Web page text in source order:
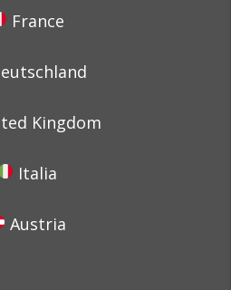
France
Kingdom
Italia
Austria